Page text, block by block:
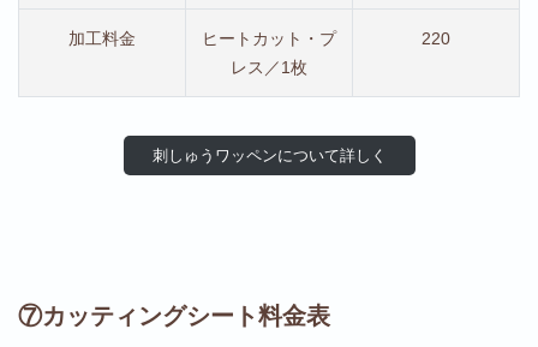
加工料金
ヒートカット・プ
レス／1枚
220
刺しゅうワッペンについて詳しく
⑦カッティングシート料金表